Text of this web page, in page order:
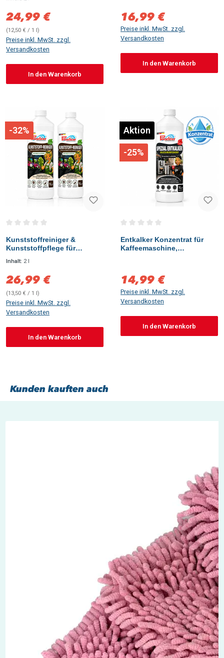
Wasserkocher & Siebträger
Maschinenreiniger, 2 Liter,
Verkaufspreis:
24,99 €
(12,50 € / 1 l)
Preise inkl. MwSt. zzgl.
Versandkosten
In den Warenkorb
Verkaufspreis:
16,99 €
Preise inkl. MwSt. zzgl.
Versandkosten
In den Warenkorb
-32%
Kunststoffreiniger &
Kunststoffpflege für
Gartenmöbel, Rollläden &
Inhalt: 2 l
Verkaufspreis:
26,99 €
(13,50 € / 1 l)
Preise inkl. MwSt. zzgl.
Versandkosten
In den Warenkorb
Aktion
-25%
Entkalker Konzentrat für
Kaffeemaschine,
Maschinenreiniger, 1 Liter,
Verkaufspreis:
14,99 €
Preise inkl. MwSt. zzgl.
Versandkosten
In den Warenkorb
Kunden kauften auch